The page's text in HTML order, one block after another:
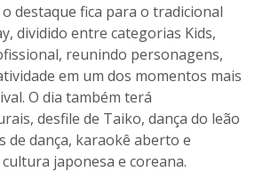
destaque fica para o tradicional
dividido entre categorias Kids,
reunindo personagens,
em um dos momentos mais
O dia também terá
desfile de Taiko, dança do leão
de dança, karaokê aberto e
japonesa e coreana.